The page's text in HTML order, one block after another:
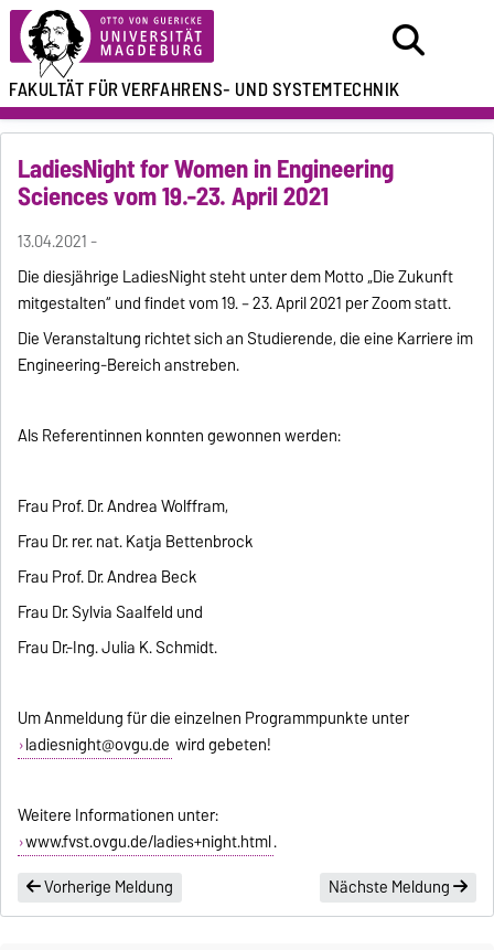
FAKULTÄT FÜRVERFAHRENS- UND SYSTEMTECHNIK
LadiesNight for Women in Engineering
Sciences vom 19.-23. April 2021
13.04.2021 -
Die diesjährige LadiesNight steht unter dem Motto „Die Zukunft
mitgestalten“ und findet vom 19. – 23. April 2021 per Zoom statt.
Die Veranstaltung richtet sich an Studierende, die eine Karriere im
Engineering-Bereich anstreben.
Als Referentinnen konnten gewonnen werden:
Frau Prof. Dr. Andrea Wolffram,
Frau Dr. rer. nat. Katja Bettenbrock
Frau Prof. Dr. Andrea Beck
Frau Dr. Sylvia Saalfeld und
Frau Dr.-Ing. Julia K. Schmidt.
Um Anmeldung für die einzelnen Programmpunkte unter
ladiesnight@ovgu.de wird gebeten!
Weitere Informationen unter:
www.fvst.ovgu.de/ladies+night.html.
Vorherige Meldung
Nächste Meldung